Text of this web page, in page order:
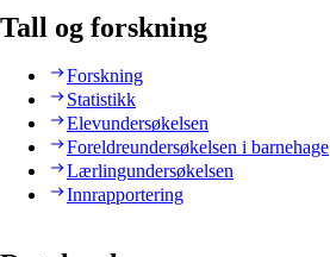
Tall og forskning
Forskning
Statistikk
Elevundersøkelsen
Foreldreundersøkelsen i barnehage
Lærlingundersøkelsen
Innrapportering